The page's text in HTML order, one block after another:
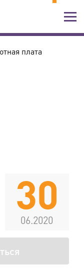
плата
30
06.2020